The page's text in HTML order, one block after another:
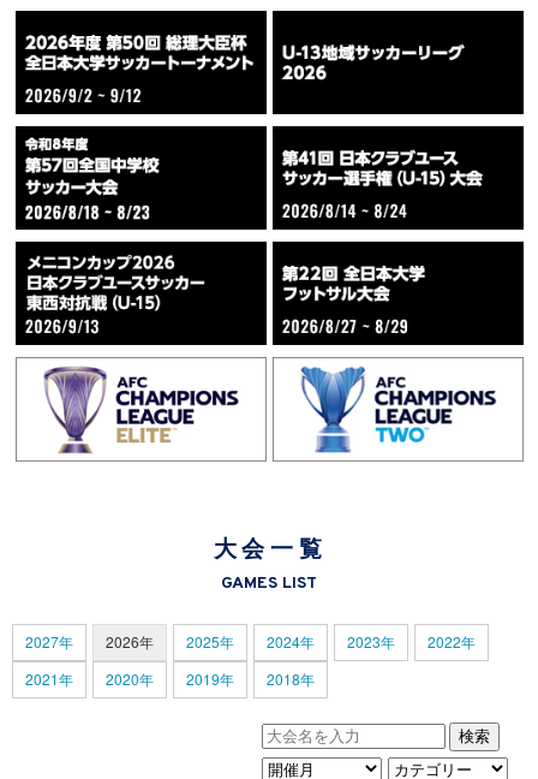
大会一覧
GAMES LIST
2027年 2026年 2025年 2024年 2023年
2022年
2021年
2020年 2019年 2018年